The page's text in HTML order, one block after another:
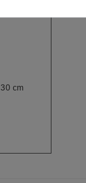
30 cm